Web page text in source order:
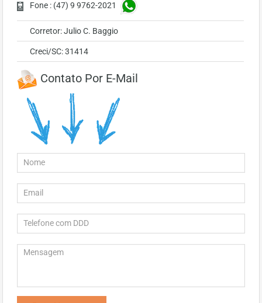
Fone : (47) 9 9762-2021
Corretor: Julio C. Baggio
Creci/SC: 31414
Contato Por E-Mail